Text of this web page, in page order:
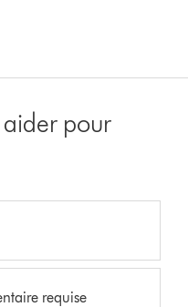
aider pour
requise